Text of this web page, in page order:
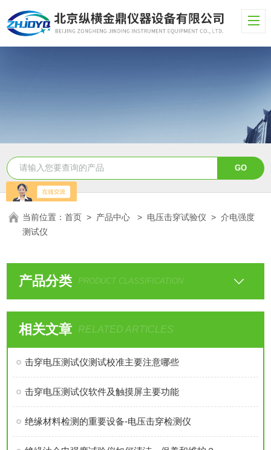
当前位置：首页 > 产品中心 > 电压击穿试验仪 >介电强度
测试仪
产品分类 PRODUCT CLASSIFICATION
相关文章 RELATED ARTICLES
击穿电压测试仪测试校准主要注意哪些
击穿电压测试仪软件及触摸屏主要功能
绝缘材料检测的重要设备-电压击穿检测仪